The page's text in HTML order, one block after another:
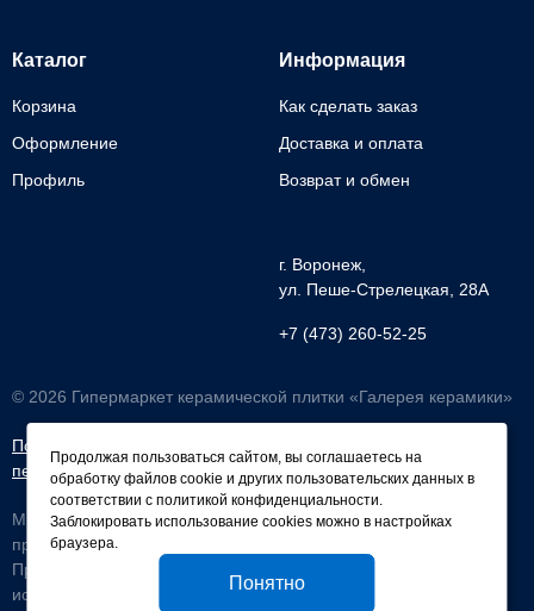
г. Воронеж,
ул. Пеше-Cтрелецкая, 28А
+7 (473) 260-52-25
Каталог
Корзина
Оформление
Профиль
Информация
Как сделать заказ
Доставка и оплата
Возврат и обмен
© 2026 Гипермаркет керамической плитки «Галерея керамики»
Политика обработки
персональных данных
персональных данных
Мы используем файлы cookie, чтобы улучшить работу сайта и
предоставить вам больше возможностей.
Продолжая использовать сайт, вы соглашаетесь с условиями
использования cookie.
Продолжая пользоваться сайтом, вы соглашаетесь на
обработку файлов cookie и других пользовательских данных в
соответствии сполитикой конфиденциальности.
Заблокировать использование cookies можно в настройках
браузера.
Понятно